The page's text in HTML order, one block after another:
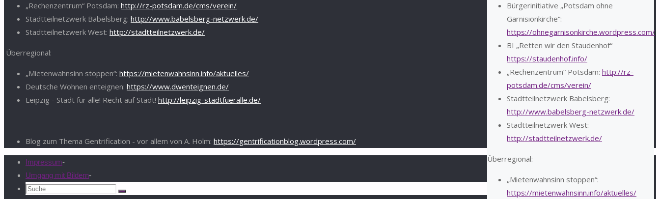
Bürgerinitiative „Potsdam ohne
Garnisionkirche“:
https://ohnegarnisonkirche.wordpress.com/
BI „Retten wir den Staudenhof“
https://staudenhof.info/
„Rechenzentrum“ Potsdam: http://rz-
potsdam.de/cms/verein/
Stadtteilnetzwerk Babelsberg:
http://www.babelsberg-netzwerk.de/
Stadtteilnetzwerk West:
http://stadtteilnetzwerk.de/
Überregional:
„Mietenwahnsinn stoppen“:
https://mietenwahnsinn.info/aktuelles/
„Rechenzentrum“ Potsdam: http://rz-potsdam.de/cms/verein/
Stadtteilnetzwerk Babelsberg: http://www.babelsberg-netzwerk.de/
Stadtteilnetzwerk West: http://stadtteilnetzwerk.de/
Überregional:
„Mietenwahnsinn stoppen“: https://mietenwahnsinn.info/aktuelles/
Deutsche Wohnen enteignen: https://www.dwenteignen.de/
Leipzig - Stadt für alle! Recht auf Stadt! http://leipzig-stadtfueralle.de/
Blog zum Thema Gentrification - vor allem von A. Holm: https://gentrificationblog.wordpress.com/
Impressum-
Umgang mit Bildern-
Suchen
Suche